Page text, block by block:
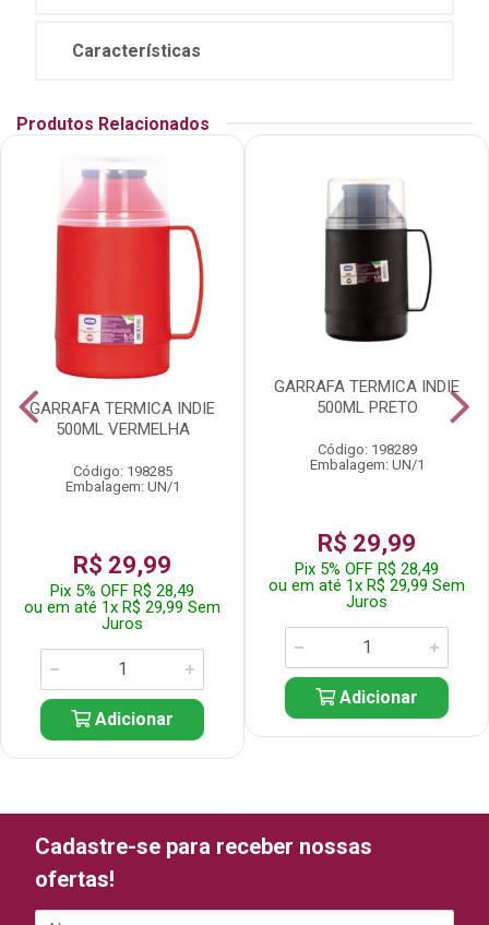
Características
Produtos Relacionados
GARRAFA TERMICA INDIE
500ML VERMELHA
Código: 198285
Embalagem: UN/1
R$ 29,99
Pix 5% OFF R$ 28,49
ou em até 1x R$ 29,99 Sem
Juros
Adicionar
GARRAFA TERMICA INDIE
500ML PRETO
Código: 198289
Embalagem: UN/1
R$ 29,99
Pix 5% OFF R$ 28,49
ou em até 1x R$ 29,99 Sem
Juros
Adicionar
Cadastre-se para receber nossas
ofertas!